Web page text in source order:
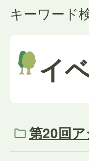
キーワード
イ
第20回